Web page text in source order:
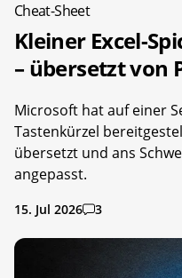
Cheat-Sheet
Kleiner Excel-
– übersetzt von
Microsoft hat auf einer
Tastenkürzel
übersetzt und ans
angepasst.
15. Jul 2026 3